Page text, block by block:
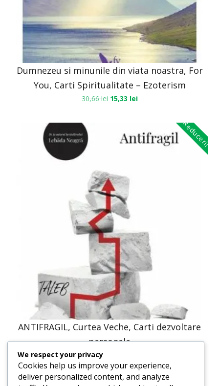
Dumnezeu si minunile din viata noastra, For
You, Carti Spiritualitate – Ezoterism
30,66lei 15,33 lei
Reduceri!
ANTIFRAGIL, Curtea Veche, Carti dezvoltare
personala
68,71lei
We respect your privacy
Cookies help us improve your experience,
deliver personalized content, and analyze